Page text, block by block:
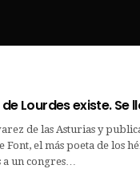
Lourdes existe. Se
de las Asturias y
el más poeta de los
a un congres…